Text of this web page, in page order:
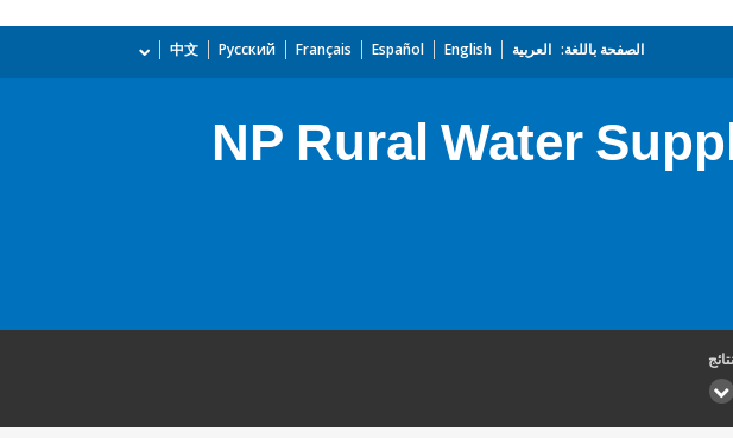
الصفحة باللغة: العربية English
Español
Français
Русский
中文
NP Rural Water